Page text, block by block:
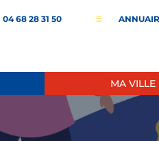
04 68 28 31 50 d
MA VILLE